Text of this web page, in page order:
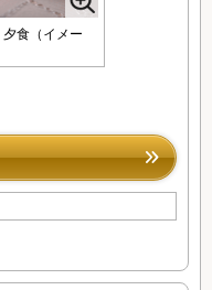
夕食（イメー